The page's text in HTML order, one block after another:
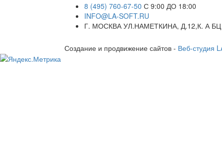
8 (495) 760-67-50 С 9:00 ДО 18:00
INFO@LA-SOFT.RU
Г. МОСКВА УЛ.НАМЕТКИНА, Д.12,К. А
Создание и продвижение сайтов - Веб-студия